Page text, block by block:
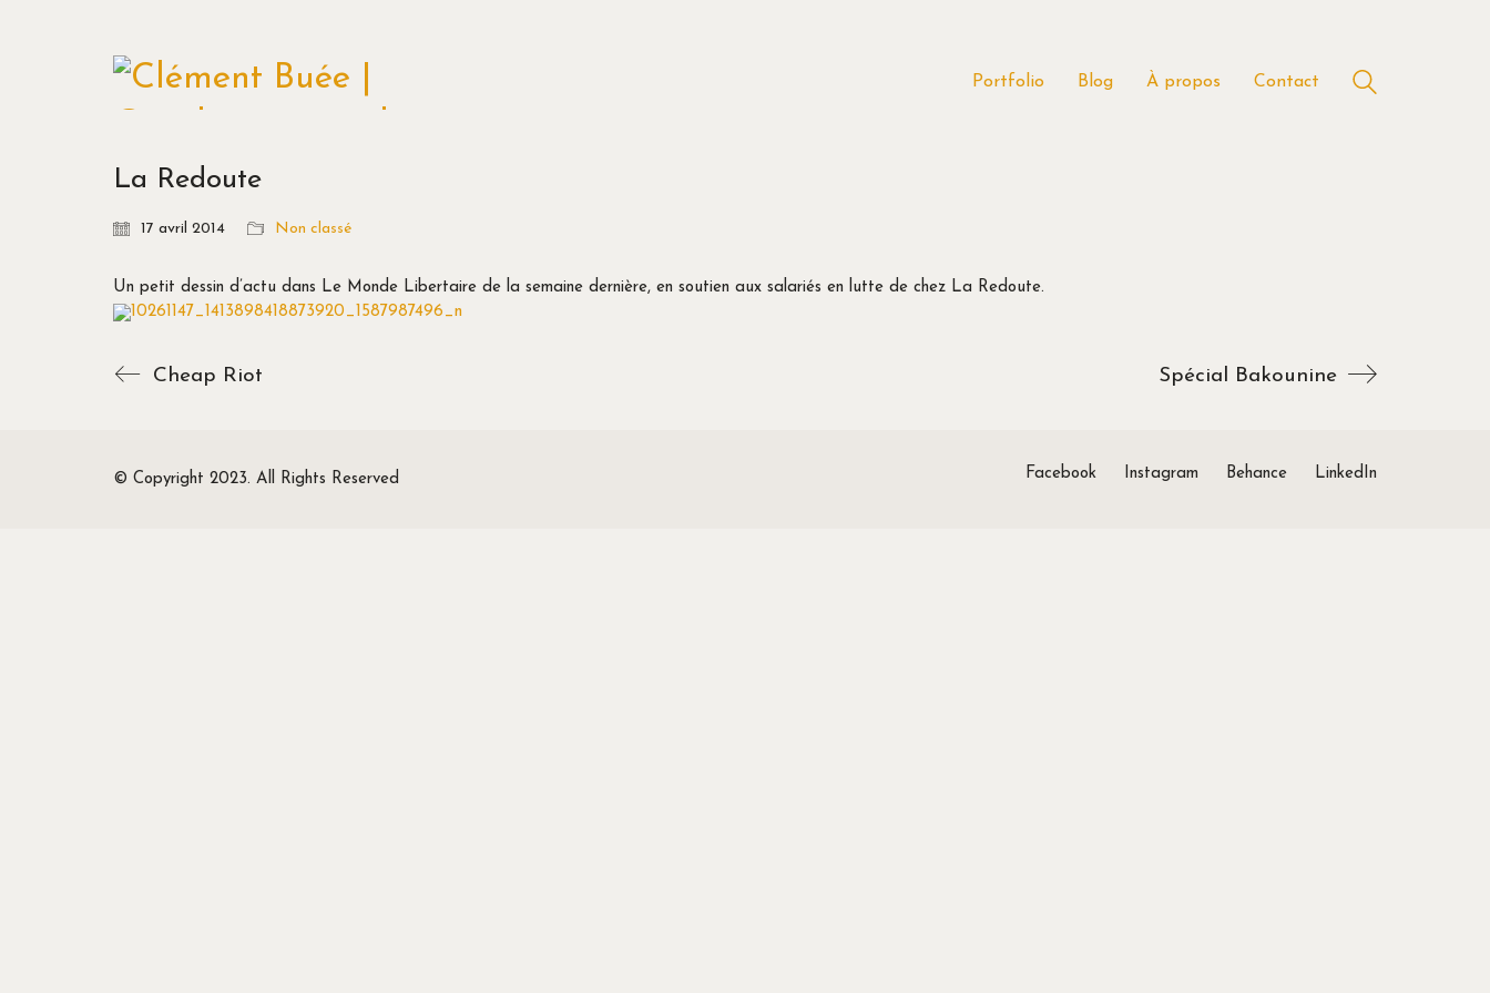
Portfolio Blog À propos Contact
La Redoute
17 avril 2014 Non classé
Un petit dessin d’actu dans Le Monde Libertaire de la semaine dernière, en soutien aux salariés en lutte de chez La Redoute.
Cheap Riot Spécial Bakounine
Facebook Instagram Behance LinkedIn
© Copyright 2023. All Rights Reserved